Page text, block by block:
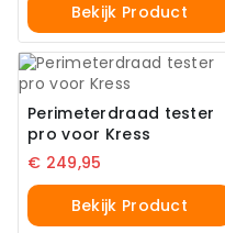
Bekijk Product
Perimeterdraad tester
pro voor Kress
€ 249,95
Bekijk Product